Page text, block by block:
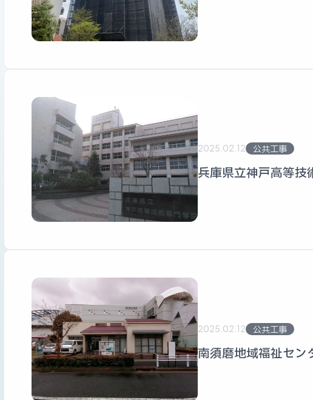
2025.02.12 公共工事
兵庫県立神戸高等
2025.02.12 公共工事
南須磨地域福祉セン